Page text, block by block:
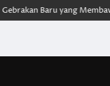
Baru yang Membawa